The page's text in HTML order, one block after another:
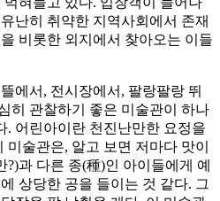
난히 취약한 지역사회에서 존재
비롯한 외지에서 찾아오는 이들
에서, 전시장에서, 팔랑팔랑 뛰
히 관찰하기 좋은 미술관이 하나
. 어린아이란 천진난만한 요정을
술관은, 알고 보면 저마다 맛이
과 다른 종(種)인 아이들에게 예
상당한 공을 들이는 것 같다. 그